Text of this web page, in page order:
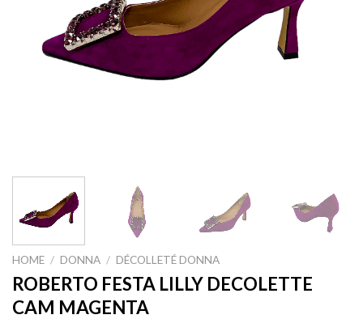
HOME / DONNA / DÉCOLLETÉ DONNA
ROBERTO FESTA LILLY DECOLETTE
CAM MAGENTA